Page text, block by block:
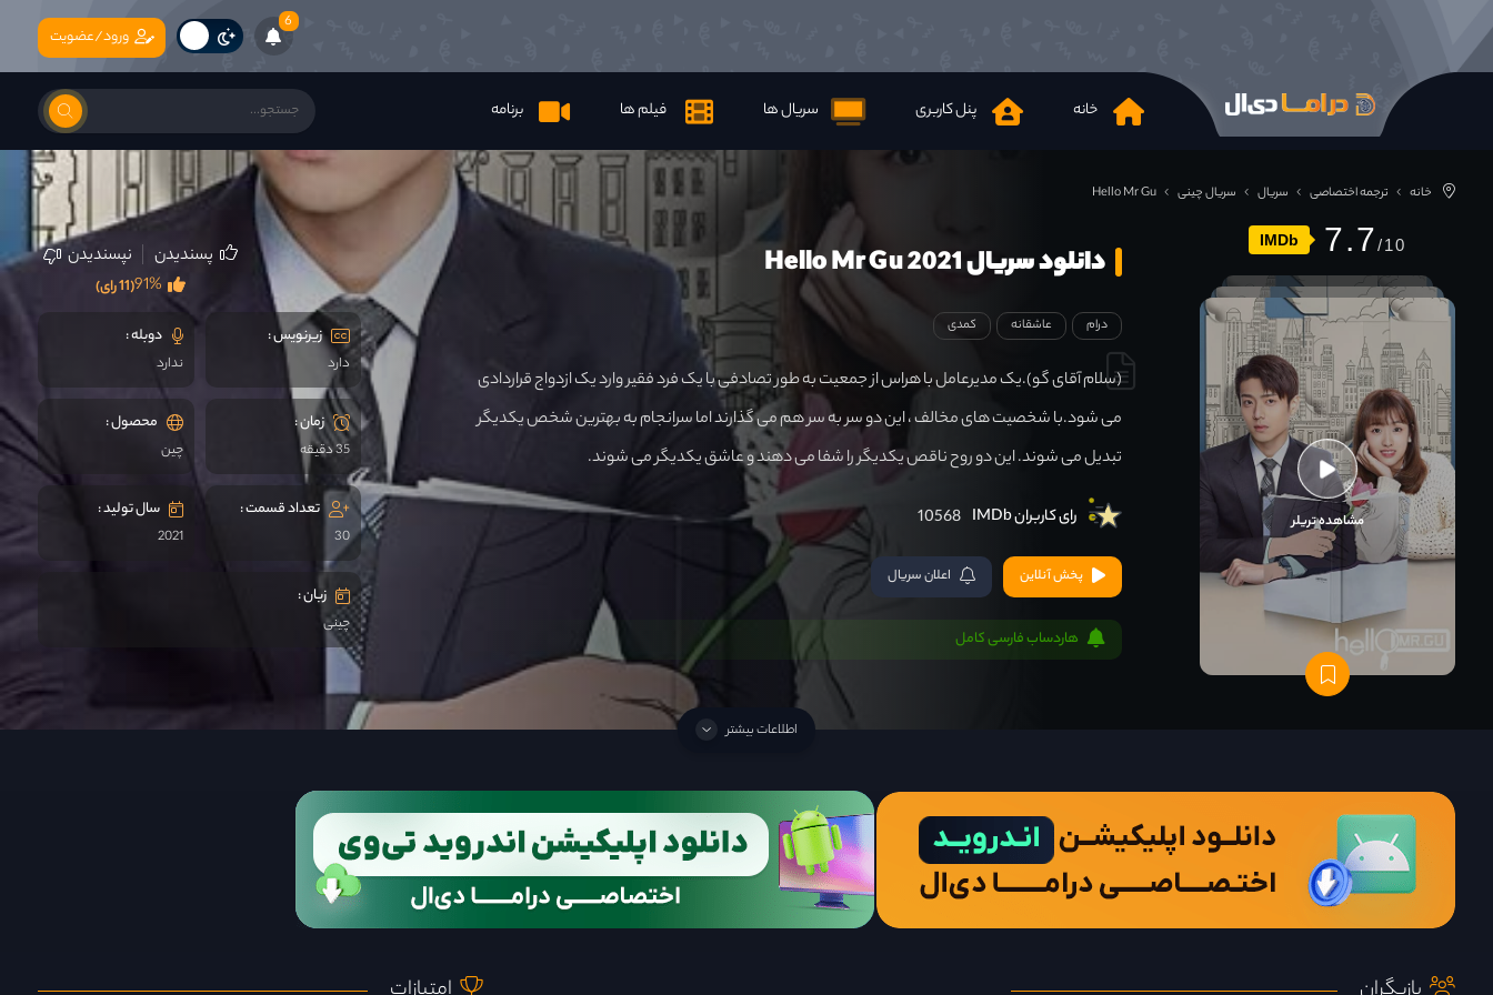
6
خانه پنل کاربری سریال ها فیلم ها برنامه
ورود/عضویت
خانه ترجمه اختصاصی سریال سریال چینی Hello Mr Gu
IMDb 7.7
مشاهده تریلر
دانلود سریال Hello Mr Gu 2021 پسندیدن نپسندیدن
(11 رای)91%
درام عاشقانه کمدی
(سلام آقای گو).یک مدیرعامل با هراس از جمعیت به طور تصادفی با یک فرد فقیر وارد یک ازدواج قراردادی
می شود.با شخصیت های مخالف ، این دو سر به سر هم می گذارند اما سرانجام به بهترین شخص یکدیگر
تبدیل می شوند. این دو روح ناقص یکدیگر را شفا می دهند و عاشق یکدیگر می شوند.
رای کاربران IMDb 10568
پخش آنلاین اعلان سریال
هاردساب فارسی کامل
زیرنویس :
دارد
دوبله :
ندارد
زمان :
35 دقیقه
محصول :
چين
تعداد قسمت :
30
سال تولید :
2021
زبان :
چینی
اطلاعات بیشتر